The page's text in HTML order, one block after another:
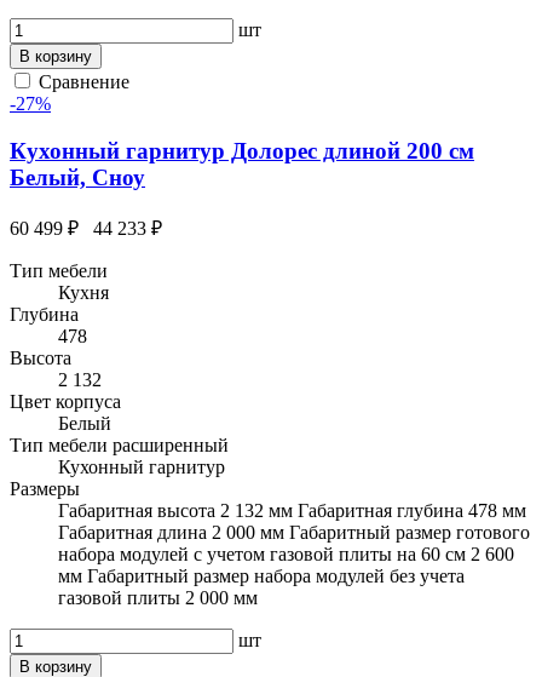
шт
В корзину
Сравнение
-27%
Кухонный гарнитур Долорес длиной 200 см
Белый, Сноу
60 499 ₽ 44 233 ₽
Тип мебели
Кухня
Глубина
478
Высота
2 132
Цвет корпуса
Белый
Тип мебели расширенный
Кухонный гарнитур
Размеры
Габаритная высота 2 132 мм Габаритная глубина 478 мм
Габаритная длина 2 000 мм Габаритный размер готового
набора модулей с учетом газовой плиты на 60 см 2 600
мм Габаритный размер набора модулей без учета
газовой плиты 2 000 мм
шт
В корзину